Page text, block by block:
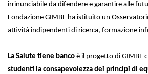
irrinunciabile da difendere e garantire alle
Fondazione GIMBE ha istituito un
attività indipendenti di ricerca, formazione
La Salute tiene banco è il progetto di GIMBE
studenti la consapevolezza dei princìpi di